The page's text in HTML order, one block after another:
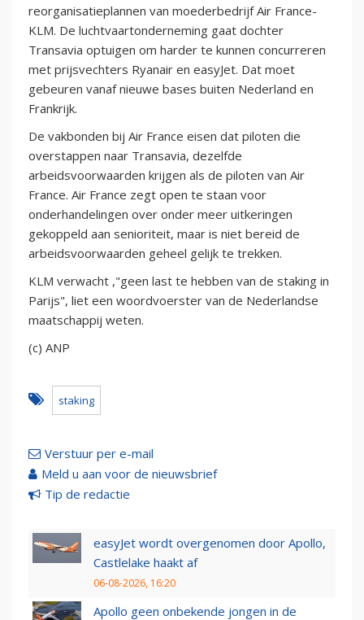
reorganisatieplannen van moederbedrijf Air France-
KLM. De luchtvaartonderneming gaat dochter
Transavia optuigen om harder te kunnen concurreren
met prijsvechters Ryanair en easyJet. Dat moet
gebeuren vanaf nieuwe bases buiten Nederland en
Frankrijk.
De vakbonden bij Air France eisen dat piloten die
overstappen naar Transavia, dezelfde
arbeidsvoorwaarden krijgen als de piloten van Air
France. Air France zegt open te staan voor
onderhandelingen over onder meer uitkeringen
gekoppeld aan senioriteit, maar is niet bereid de
arbeidsvoorwaarden geheel gelijk te trekken.
KLM verwacht ,"geen last te hebben van de staking in
Parijs", liet een woordvoerster van de Nederlandse
maatschappij weten.
(c) ANP
staking
Verstuur per e-mail
Meld u aan voor de nieuwsbrief
Tip de redactie
easyJet wordt overgenomen door Apollo,
Castlelake haakt af
06-08-2026, 16:20
Apollo geen onbekende jongen in de